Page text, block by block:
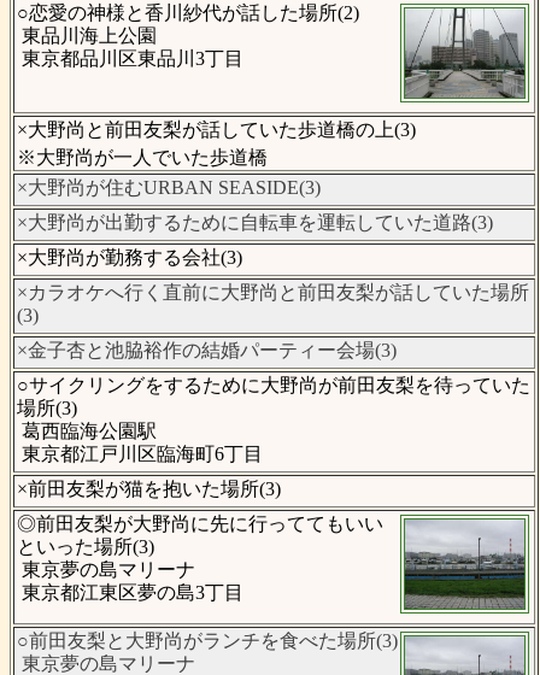
○恋愛の神様と香川紗代が話した場所(2)
東品川海上公園
東京都品川区東品川3丁目
×大野尚と前田友梨が話していた歩道橋の上(3)
※大野尚が一人でいた歩道橋
×大野尚が住むURBAN SEASIDE(3)
×大野尚が出勤するために自転車を運転していた道路(3)
×大野尚が勤務する会社(3)
×カラオケへ行く直前に大野尚と前田友梨が話していた場所
(3)
×金子杏と池脇裕作の結婚パーティー会場(3)
○サイクリングをするために大野尚が前田友梨を待っていた
場所(3)
葛西臨海公園駅
東京都江戸川区臨海町6丁目
×前田友梨が猫を抱いた場所(3)
◎前田友梨が大野尚に先に行っててもいい
といった場所(3)
東京夢の島マリーナ
東京都江東区夢の島3丁目
○前田友梨と大野尚がランチを食べた場所(3)
東京夢の島マリーナ